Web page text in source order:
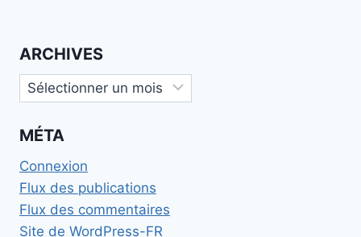
ARCHIVES
Archives
MÉTA
Connexion
Flux des publications
Flux des commentaires
Site de WordPress-FR